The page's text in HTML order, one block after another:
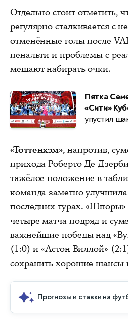
Отдельно стоит отметить,
регулярно сталкивается с
отменённые голы после
пенальти и проблемы с
мешают набирать очки.
Пятка
«Сити»
упустил
«Тоттенхэм», напротив,
прихода Роберто Де
тяжёлое положение в
команда заметно улучшила
последних турах.
четыре матча подряд и
важнейшие победы над
(1:0) и «Астон Виллой»
сохранить хорошие шансы
Прогнозы и ставки на